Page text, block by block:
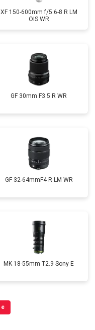
XF 150-600mm f/5.6-8 R LM
OIS WR
GF 30mm F3.5 R WR
GF 32-64mmF4 R LM WR
MK 18-55mm T2.9 Sony E